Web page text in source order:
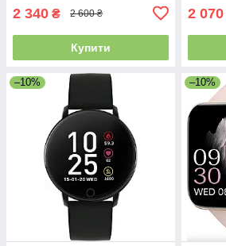
2 340 ₴ 2 600 ₴
Купити
2 070
–10% –10%